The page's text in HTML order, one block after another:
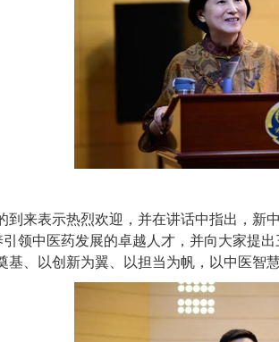
到来表示热烈欢迎，并在讲话中指出，
引领中医药发展的卓越人才，并向大家提
、以创新为翼、以担当为帆，以中医智